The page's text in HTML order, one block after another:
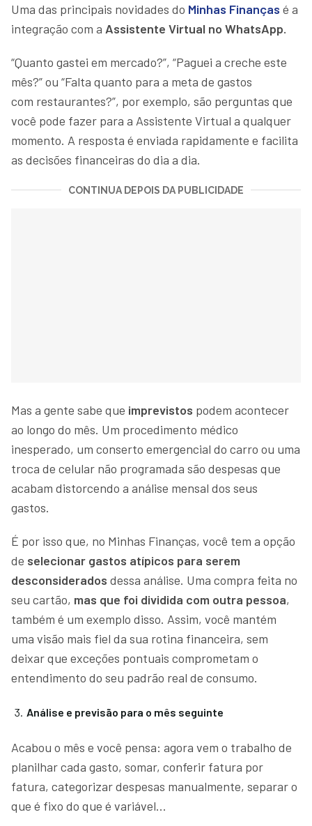
Uma das principais novidades do Minhas Finanças é a
integração com a Assistente Virtual no WhatsApp.
“Quanto gastei em mercado?”, “Paguei a creche este
mês?” ou “Falta quanto para a meta de gastos
com restaurantes?”, por exemplo, são perguntas que
você pode fazer para a Assistente Virtual a qualquer
momento. A resposta é enviada rapidamente e facilita
as decisões financeiras do dia a dia.
CONTINUA DEPOIS DA PUBLICIDADE
Mas a gente sabe que imprevistos podem acontecer
ao longo do mês. Um procedimento médico
inesperado, um conserto emergencial do carro ou uma
troca de celular não programada são despesas que
acabam distorcendo a análise mensal dos seus
gastos.
É por isso que, no Minhas Finanças, você tem a opção
de selecionar gastos atípicos para serem
desconsiderados dessa análise. Uma compra feita no
seu cartão, mas que foi dividida com outra pessoa,
também é um exemplo disso. Assim, você mantém
uma visão mais fiel da sua rotina financeira, sem
deixar que exceções pontuais comprometam o
entendimento do seu padrão real de consumo.
Análise e previsão para o mês seguinte
Acabou o mês e você pensa: agora vem o trabalho de
planilhar cada gasto, somar, conferir fatura por
fatura, categorizar despesas manualmente, separar o
que é fixo do que é variável...